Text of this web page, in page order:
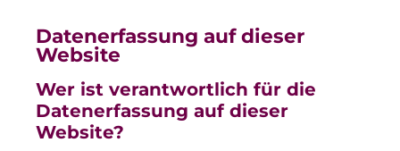
Datenerfassung auf dieser
Website
Wer ist verantwortlich für die
Datenerfassung auf dieser
Website?